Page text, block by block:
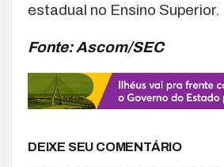
estadual no Ensino Superior.
Fonte: Ascom/SEC
DEIXE SEU COMENTÁRIO